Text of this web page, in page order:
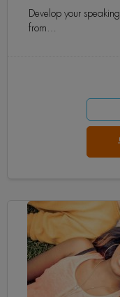
Develop your
from…